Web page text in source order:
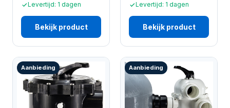
Levertijd: 1 dagen
Bekijk product
Levertijd: 1 dagen
Bekijk product
Aanbieding Aanbieding